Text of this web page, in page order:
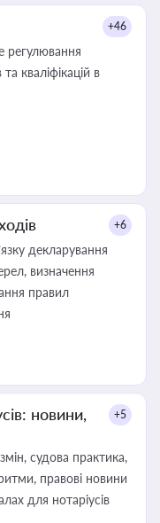
+46
регулювання
кваліфікацій в
+6
декларування
визначення
правил
новини,
+5
судова практика,
правові новини
для нотаріусів